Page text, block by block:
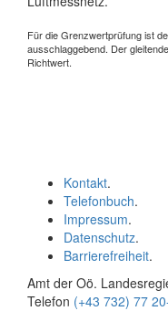
Für die Grenzwertprüfung ist
ausschlaggebend. Der
Richtwert.
Kontakt.
Telefonbuch.
Impressum.
Datenschutz.
Barrierefreiheit.
Amt der Oö.
Telefon (+43 732) 77